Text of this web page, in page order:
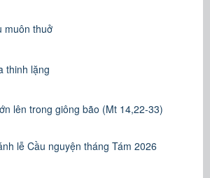
muôn thuở
thinh lặng
lên trong giông bão (Mt 14,22-33)
lễ Cầu nguyện tháng Tám 2026